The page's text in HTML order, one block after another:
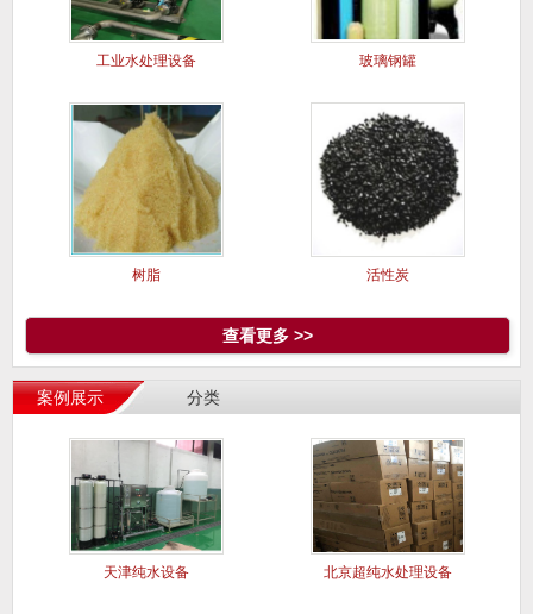
工业水处理设备 玻璃钢罐
树脂 活性炭
查看更多 >>
案例展示 分类
天津纯水设备 北京超纯水处理设备